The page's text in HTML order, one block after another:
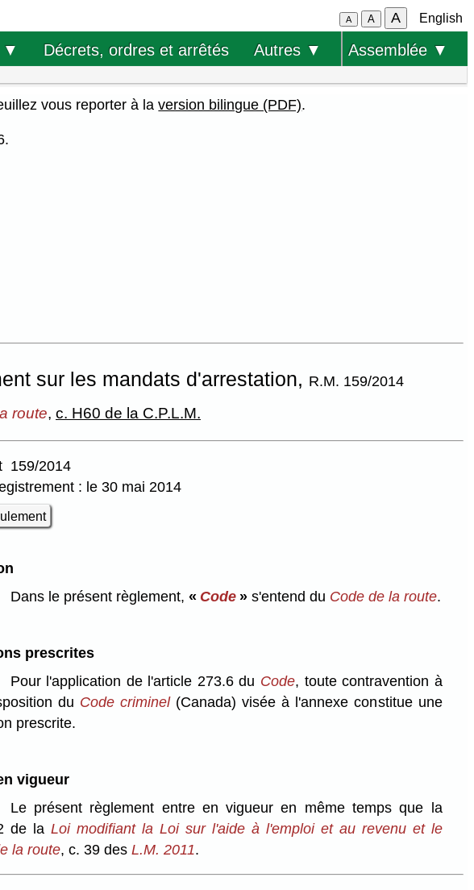
A A A English
▼ Décrets, ordres et arrêtés Autres ▼ Assemblée ▼
vous reporter à laversion bilingue (PDF).
sur les mandats d'arrestation, R.M. 159/2014
route, c. H60 de la C.P.L.M.
159/2014
: le 30 mai 2014
Dans le présent règlement, « Code» s'entend du Code de la route.
prescrites
Pour l'application de l'article 273.6 du Code, toute contravention à
du Code criminel(Canada) visée à l'annexe constitue une
prescrite.
vigueur
Le présent règlement entre en vigueur en même temps que la
de laLoi modifiant la Loi sur l'aide à l'emploi et au revenu et le
la route, c. 39 desL.M. 2011.